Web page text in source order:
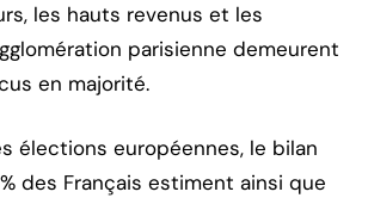
les hauts revenus et les
parisienne demeurent
en majorité.
élections européennes, le bilan
des Français estiment ainsi que